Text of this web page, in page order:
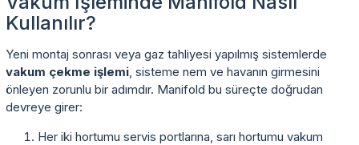
Kullanılır?
Yeni montaj sonrası veya gaz tahliyesi yapılmış sistemlerde
vakum çekme işlemi, sisteme nem ve havanın girmesini
önleyen zorunlu bir adımdır. Manifold bu süreçte doğrudan
devreye girer:
Her iki hortumu servis portlarına, sarı hortumu vakum